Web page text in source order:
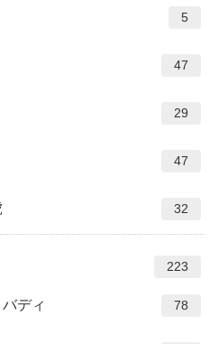
5
47
29
47
32
223
ディ 78